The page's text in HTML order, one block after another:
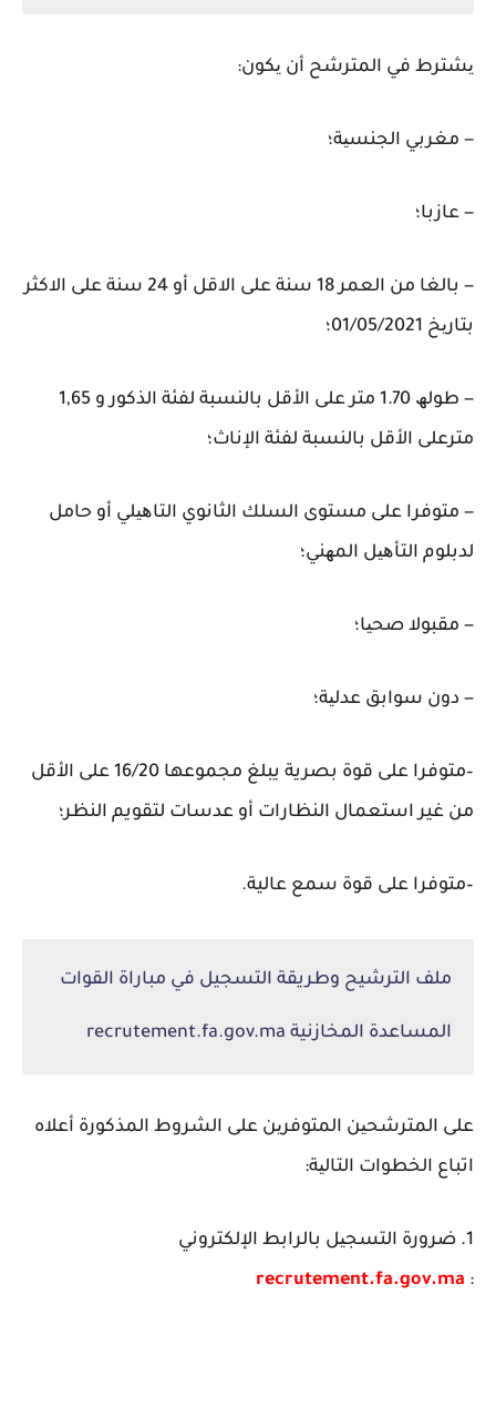
یشترط في المترشح أن یكون:
− مغربي الجنسیة؛
− عازبا؛
− بالغا من العمر 18 سنة على الاقل أو 24 سنة على الاكثر
بتاریخ 01/05/2021؛
− طولھ 1.70 متر على الأقل بالنسبة لفئة الذكور و 1,65
مترعلى الأقل بالنسبة لفئة الإناث؛
− متوفرا على مستوى السلك الثانوي التاھیلي أو حامل
لدبلوم التأھیل المھني؛
− مقبولا صحیا؛
− دون سوابق عدلیة؛
–متوفرا على قوة بصرية يبلغ مجموعها 16/20 على الأقل
من غير استعمال النظارات أو عدسات لتقويم النظر؛
–متوفرا على قوة سمع عالية.
ملف الترشيح وطريقة التسجيل في مباراة القوات
المساعدة المخازنية recrutement.fa.gov.ma
على المترشحین المتوفرین على الشروط المذكورة أعلاه
اتباع الخطوات التالیة:
1. ضرورة التسجیل بالرابط الإلكتروني
:
recrutement.fa.gov.ma